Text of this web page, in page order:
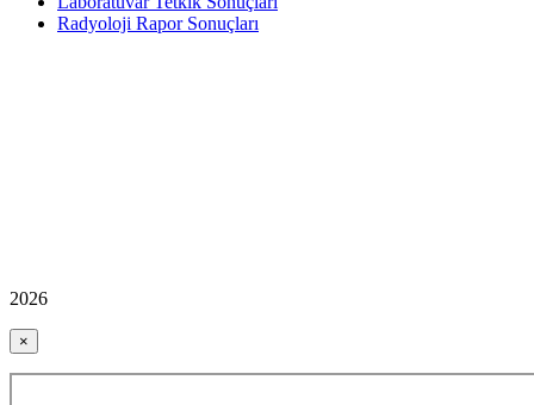
Radyoloji Rapor Sonuçları
2026
×